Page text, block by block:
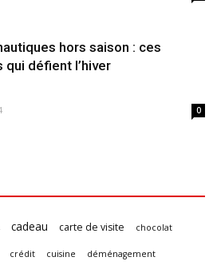
hors saison : ces
qui défient l’hiver
0
cadeau carte de visite chocolat
crédit cuisine déménagement